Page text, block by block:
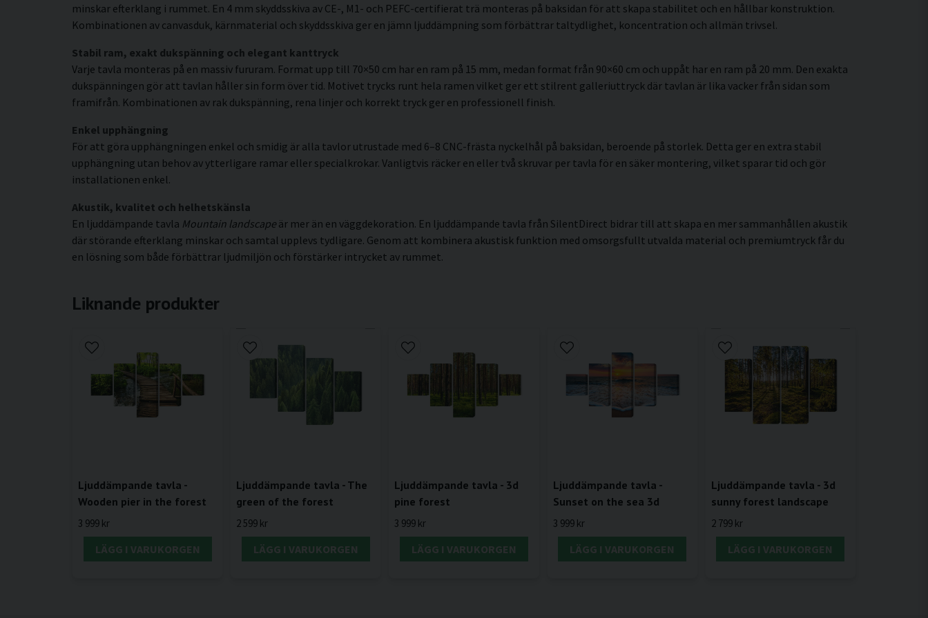
minskar efterklang i rummet. En 4 mm skyddsskiva av CE-, M1- och PEFC-certifierat trä monteras på baksidan för att skapa stabilitet och en hållbar konstruktion.
Kombinationen av canvasduk, kärnmaterial och skyddsskiva ger en jämn ljuddämpning som förbättrar taltydlighet, koncentration och allmän trivsel.
Stabil ram, exakt dukspänning och elegant kanttryck
Varje tavla monteras på en massiv fururam. Format upp till 70×50 cm har en ram på 15 mm, medan format från 90×60 cm och uppåt har en ram på 20 mm. Den exakta
dukspänningen gör att tavlan håller sin form över tid. Motivet trycks runt hela ramen vilket ger ett stilrent galleriuttryck där tavlan är lika vacker från sidan som
framifrån. Kombinationen av rak dukspänning, rena linjer och korrekt tryck ger en professionell finish.
Enkel upphängning
För att göra upphängningen enkel och smidig är alla tavlor utrustade med 6–8 CNC-frästa nyckelhål på baksidan, beroende på storlek. Detta ger en extra stabil
upphängning utan behov av ytterligare ramar eller specialkrokar. Vanligtvis räcker en eller två skruvar per tavla för en säker montering, vilket sparar tid och gör
installationen enkel.
Akustik, kvalitet och helhetskänsla
En ljuddämpande tavla Mountain landscape är mer än en väggdekoration. En ljuddämpande tavla från SilentDirect bidrar till att skapa en mer sammanhållen akustik
där störande efterklang minskar och samtal upplevs tydligare. Genom att kombinera akustisk funktion med omsorgsfullt utvalda material och premiumtryck får du
en lösning som både förbättrar ljudmiljön och förstärker intrycket av rummet.
Liknande produkter
Ljuddämpande tavla -
Wooden pier in the forest
3 999 kr
LÄGG I VARUKORGEN
Ljuddämpande tavla - The
green of the forest
2 599 kr
LÄGG I VARUKORGEN
Ljuddämpande tavla - 3d
pine forest
3 999 kr
LÄGG I VARUKORGEN
Ljuddämpande tavla -
Sunset on the sea 3d
3 999 kr
LÄGG I VARUKORGEN
Ljuddämpande tavla - 3d
sunny forest landscape
2 799 kr
LÄGG I VARUKORGEN